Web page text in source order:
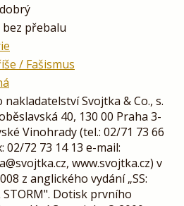
bez přebalu
/ Fašismus
nakladatelství Svojtka & Co., s.
40, 130 00 Praha 3-
Vinohrady (tel.: 02/71 73 66
02/72 73 14 13 e-mail:
www.svojtka.cz) v
z anglického vydání „SS:
STORM". Dotisk prvního